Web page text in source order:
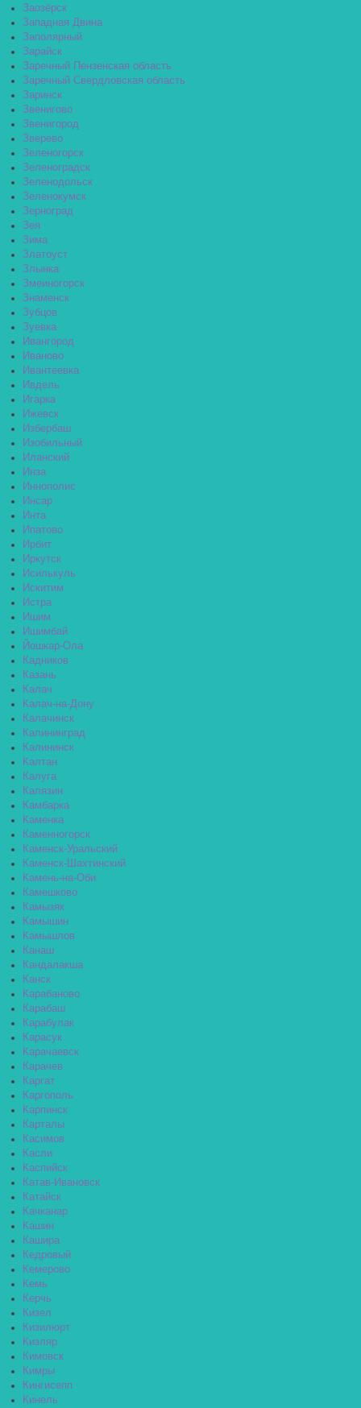
Заозёрск
Западная Двина
Заполярный
Зарайск
Заречный Пензенская область
Заречный Свердловская область
Заринск
Звенигово
Звенигород
Зверево
Зеленогорск
Зеленоградск
Зеленодольск
Зеленокумск
Зерноград
Зея
Зима
Златоуст
Злынка
Змеиногорск
Знаменск
Зубцов
Зуевка
Ивангород
Иваново
Ивантеевка
Ивдель
Игарка
Ижевск
Избербаш
Изобильный
Иланский
Инза
Иннополис
Инсар
Инта
Ипатово
Ирбит
Иркутск
Исилькуль
Искитим
Истра
Ишим
Ишимбай
Йошкар-Ола
Кадников
Казань
Калач
Калач-на-Дону
Калачинск
Калининград
Калининск
Калтан
Калуга
Калязин
Камбарка
Каменка
Каменногорск
Каменск-Уральский
Каменск-Шахтинский
Камень-на-Оби
Камешково
Камызяк
Камышин
Камышлов
Канаш
Кандалакша
Канск
Карабаново
Карабаш
Карабулак
Карасук
Карачаевск
Карачев
Каргат
Каргополь
Карпинск
Карталы
Касимов
Касли
Каспийск
Катав-Ивановск
Катайск
Качканар
Кашин
Кашира
Кедровый
Кемерово
Кемь
Керчь
Кизел
Кизилюрт
Кизляр
Кимовск
Кимры
Кингисепп
Кинель